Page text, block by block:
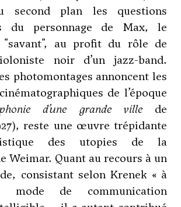
second plan les questions
du personnage de Max, le
"savant", au profit du rôle de
noir d’un jazz-band.
photomontages annoncent les
de l’époque
d’une grande ville de
reste une œuvre trépidante
des utopies de la
Weimar. Quant au recours à un
consistant selon Krenek « à
mode de communication